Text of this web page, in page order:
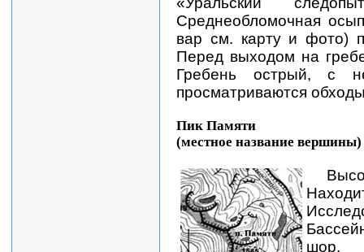
Среднеобломочная
вар см. карту и фото)
Перед выходом на
Гребень острый, с
просматриваются
Пик Памяти
(местное название вершины)
шор,